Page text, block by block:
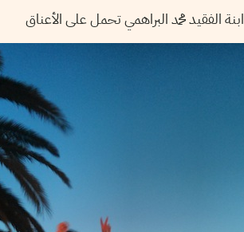
ابنة الفقيد محمد البراهمي تحمل على الأعناق